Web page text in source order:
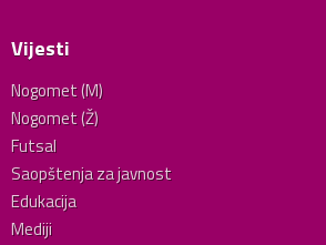
Vijesti
Nogomet (M)
Nogomet (Ž)
Futsal
Saopštenja za javnost
Edukacija
Mediji